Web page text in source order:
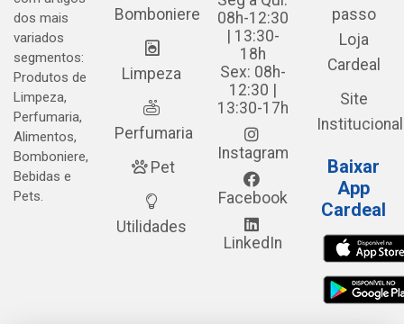
dos mais
variados
segmentos:
Produtos de
Limpeza,
Perfumaria,
Alimentos,
Bomboniere,
Bebidas e
Pets.
Bomboniere
Limpeza
Perfumaria
Pet
Utilidades
08h-12:30
| 13:30-
18h
Sex: 08h-
12:30 |
13:30-17h
Instagram
Facebook
LinkedIn
passo
Loja
Cardeal
Site
Institucional
Baixar
App
Cardeal